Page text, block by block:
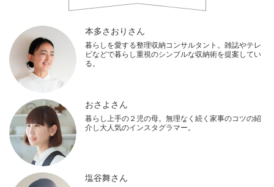
本多さおりさん
暮らしを愛する整理収納コンサルタント。雑誌やテレ
ビなどで暮らし重視のシンプルな収納術を提案してい
る。
おさよさん
暮らし上手の２児の母。無理なく続く家事のコツの紹
介し大人気のインスタグラマー。
塩谷舞さん